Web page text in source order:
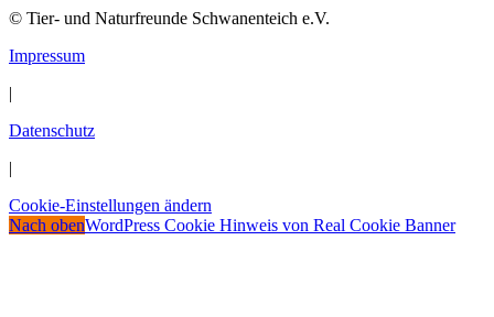
© Tier- und Naturfreunde Schwanenteich e.V.
Impressum
|
Datenschutz
|
Cookie-Einstellungen ändern
Nach obenWordPress Cookie Hinweis von Real Cookie Banner